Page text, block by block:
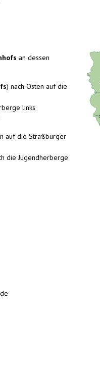
an dessen
) nach Osten auf die
links
is external)
auf die Straßburger
die Jugendherberge
is external)